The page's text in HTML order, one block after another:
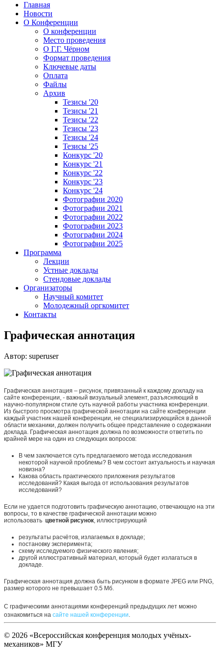
Главная
Новости
О Конференции
О конференции
Место проведения
О Г.Г. Чёрном
Формат проведения
Ключевые даты
Оплата
Файлы
Архив
Тезисы '20
Тезисы '21
Тезисы '22
Тезисы '23
Тезисы '24
Тезисы '25
Конкурс '20
Конкурс '21
Конкурс '22
Конкурс '23
Конкурс '24
Фотографии 2020
Фотографии 2021
Фотографии 2022
Фотографии 2023
Фотографии 2024
Фотографии 2025
Программа
Лекции
Устные доклады
Стендовые доклады
Организаторы
Научный комитет
Молодежный оргкомитет
Контакты
Графическая аннотация
Автор: superuser
Графическая аннотация – рисунок, привязанный к каждому докладу на
сайте конференции, - важный визуальный элемент, разъясняющий в
научно-популярном стиле суть научной работы участника конференции.
Из быстрого просмотра графической аннотации на сайте конференции
каждый участник нашей конференции, не специализирующийся в данной
области механики, должен получить общее представление о содержании
доклада. Графическая аннотация должна по возможности ответить по
крайней мере на один из следующих вопросов:
В чем заключается суть предлагаемого метода исследования
некоторой научной проблемы? В чем состоит актуальность и научная
новизна?
Какова область практического приложения результатов
исследований? Какая выгода от использования результатов
исследований?
Если не удается подготовить графическую аннотацию, отвечающую на эти
вопросы, то в качестве графической аннотации можно
использовать цветной рисунок, иллюстрирующий
результаты расчётов, излагаемых в докладе;
постановку эксперимента;
схему исследуемого физического явления;
другой иллюстративный материал, который будет излагаться в
докладе.
Графическая аннотация должна быть рисунком в формате JPEG или PNG,
размер которого не превышает 0.5 Мб.
С графическими аннотациями конференций предыдущих лет можно
ознакомиться на сайте нашей конференции.
© 2026 «Всероссийская конференция молодых учёных-
механиков» МГУ